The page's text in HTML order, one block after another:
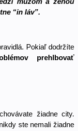
mužom a ženou
“in láv”.
Pokiaľ dodržíte
prehlbovať
žiadne city.
ste nemali žiadne